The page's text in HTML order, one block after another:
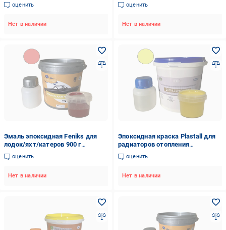
оценить
Нет в наличии
оценить
Нет в наличии
Эмаль эпоксидная Feniks для
лодок/яхт/катеров 900 г
Красный (FL-0001-3)
оценить
Нет в наличии
Эпоксидная краска Plastall для
радиаторов отопления
глянцевая без запаха 1,2 кг
Желтый (PR-001-4)
оценить
Нет в наличии